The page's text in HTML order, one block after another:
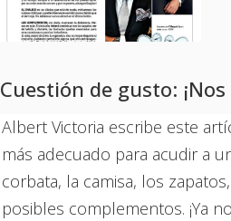
Cuestión de gusto:
Albert Victoria escribe este
más adecuado para acudir a
corbata, la camisa, los
posibles complementos. ¡Ya